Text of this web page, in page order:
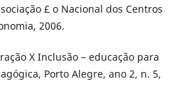
£ o Nacional dos Centros
2006.
X Inclusão – educação para
Porto Alegre, ano 2, n. 5,